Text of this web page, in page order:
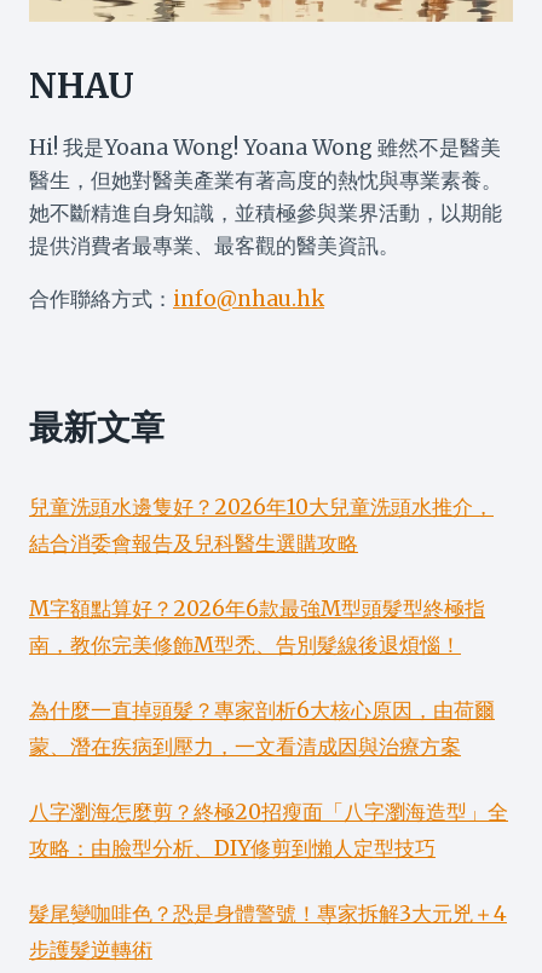
NHAU
Hi! 我是Yoana Wong! Yoana Wong 雖然不是醫美
醫生，但她對醫美產業有著高度的熱忱與專業素養。
她不斷精進自身知識，並積極參與業界活動，以期能
提供消費者最專業、最客觀的醫美資訊。
合作聯絡方式： info@nhau.hk
最新文章
兒童洗頭水邊隻好？2026年10大兒童洗頭水推介，
結合消委會報告及兒科醫生選購攻略
M字額點算好？2026年6款最強M型頭髮型終極指
南，教你完美修飾M型禿、告別髮線後退煩惱！
為什麼一直掉頭髮？專家剖析6大核心原因，由荷爾
蒙、潛在疾病到壓力，一文看清成因與治療方案
八字瀏海怎麼剪？終極20招瘦面「八字瀏海造型」全
攻略：由臉型分析、DIY修剪到懶人定型技巧
髮尾變咖啡色？恐是身體警號！專家拆解3大元兇＋4
步護髮逆轉術